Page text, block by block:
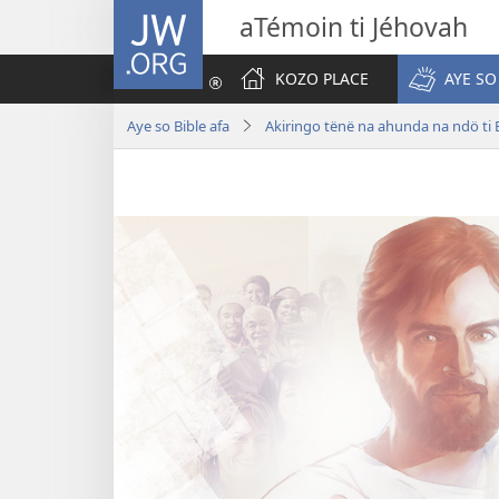
JW.ORG aTémoin ti Jéhovah
KOZO PLACE
AYE
Aye so Bible afa Akiringo tënë na ahunda na ndö ti